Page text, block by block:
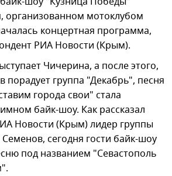
организованном мотоклубом
концертная программа,
РИА Новости (Крым).
Чичерина, а после этого,
порадует группа "Декабрь", песня
города свои" стала
байк-шоу. Как рассказал
Новости (Крым) лидер группы
сегодня гости байк-шоу
под названием "Севастополь